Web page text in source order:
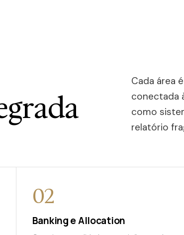
Cada área
conectada
como
relatório
02
Banking e Allocation